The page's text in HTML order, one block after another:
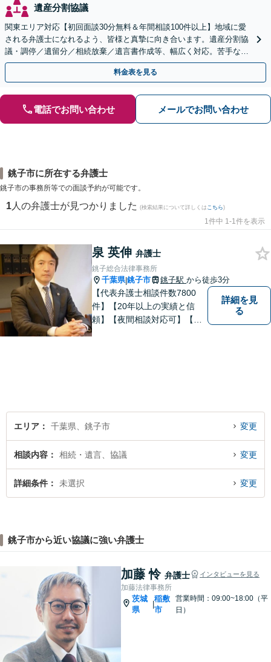
遺産分割協議
関東エリア対応【初回面談30分無料＆年間相談100件以上】地域に愛
される弁護士になれるよう、皆様と真摯に向き合います。遺産分割協
議・調停／遺留分／相続放棄／遺言書作成等、幅広く対応。苦手な親
族との交渉や書面作成等も◎【分かりやすい費用体系】
料金表を見る
電話でお問い合わせ メールでお問い合わせ
銚子市に所在する弁護士
銚子市の事務所等での面談予約が可能です。
1 人の弁護士が見つかりました (検索結果について詳しくは こちら)
1件中 1-1件を表示
泉 英伸 弁護士
銚子総合法律事務所
千葉県|銚子市 銚子駅 から徒歩3分
【代表弁護士相談件数7800
件】【20年以上の実績と信
頼】【夜間相談対応可】【法
トいたします。
詳細を見
る
エリア 千葉県、銚子市 変更
相談内容 相続・遺言、協議 変更
詳細条件 未選択 変更
銚子市から近い協議に強い弁護士
加藤 怜 弁護士 インタビューを見る
加藤法律事務所
茨城
県
|
稲敷
市
営業時間：09:00~18:00（平
日）